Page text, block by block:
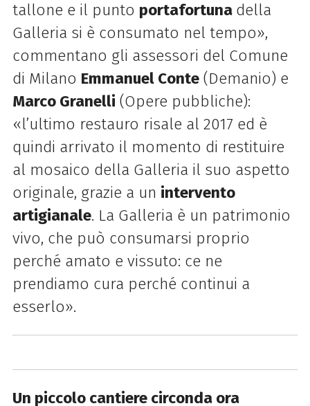
tallone e il punto portafortuna della
Galleria si è consumato nel tempo»,
commentano gli assessori del Comune
di Milano Emmanuel Conte(Demanio) e
Marco Granelli (Opere pubbliche):
«l’ultimo restauro risale al 2017 ed è
quindi arrivato il momento di restituire
al mosaico della Galleria il suo aspetto
originale, grazie a un intervento
artigianale. La Galleria è un patrimonio
vivo, che può consumarsi proprio
perché amato e vissuto: ce ne
prendiamo cura perché continui a
esserlo».
Un piccolo cantiere circonda ora